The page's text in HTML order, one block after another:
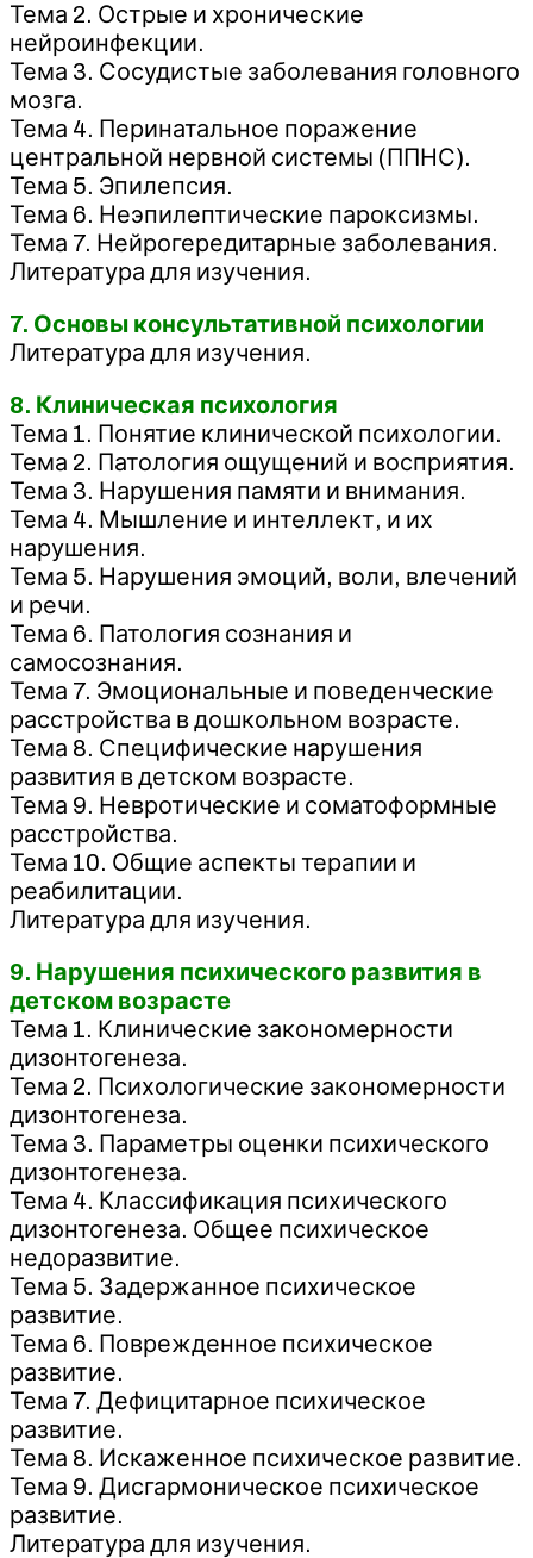
Тема 2. Острые и хронические
нейроинфекции.
Тема 3. Сосудистые заболевания головного
мозга.
Тема 4. Перинатальное поражение
центральной нервной системы (ППНС).
Тема 5. Эпилепсия.
Тема 6. Неэпилептические пароксизмы.
Тема 7. Нейрогередитарные заболевания.
Литература для изучения.
7. Основы консультативной психологии
Литература для изучения.
8. Клиническая психология
Тема 1. Понятие клинической психологии.
Тема 2. Патология ощущений и восприятия.
Тема 3. Нарушения памяти и внимания.
Тема 4. Мышление и интеллект, и их
нарушения.
Тема 5. Нарушения эмоций, воли, влечений
и речи.
Тема 6. Патология сознания и
самосознания.
Тема 7. Эмоциональные и поведенческие
расстройства в дошкольном возрасте.
Тема 8. Специфические нарушения
развития в детском возрасте.
Тема 9. Невротические и соматоформные
расстройства.
Тема 10. Общие аспекты терапии и
реабилитации.
Литература для изучения.
9. Нарушения психического развития в
детском возрасте
Тема 1. Клинические закономерности
дизонтогенеза.
Тема 2. Психологические закономерности
дизонтогенеза.
Тема 3. Параметры оценки психического
дизонтогенеза.
Тема 4. Классификация психического
дизонтогенеза. Общее психическое
недоразвитие.
Тема 5. Задержанное психическое
развитие.
Тема 6. Поврежденное психическое
развитие.
Тема 7. Дефицитарное психическое
развитие.
Тема 8. Искаженное психическое развитие.
Тема 9. Дисгармоническое психическое
развитие.
Литература для изучения.